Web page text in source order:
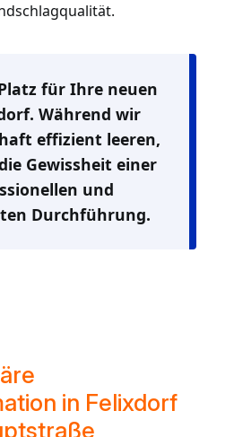
für Ihre neuen
Während wir
effizient leeren,
Gewissheit einer
und
Durchführung.
in Felixdorf